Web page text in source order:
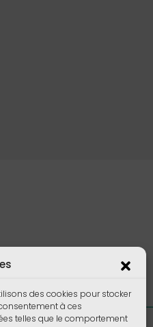
des cookies pour stocker
à ces
telles que le comportement